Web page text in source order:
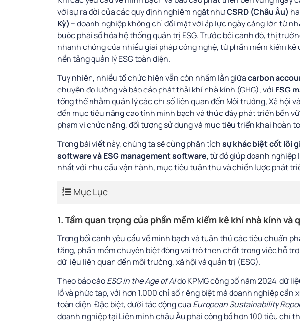
với sự ra đời của các quy định nghiêm ngặt nhưCSRD (Châu Âu)
Kỳ) – doanh nghiệp không chỉ đối mặt với áp lực ngày càng lớn từ
buộc phải số hóa hệ thống quản trị ESG. Trước bối cảnh đó, thị
nhanh chóng của nhiều giải pháp công nghệ, từ phần mềm kiểm
nền tảng quản lý ESG toàn diện.
Tuy nhiên, nhiều tổ chức hiện vẫn còn nhầm lẫn giữacarbon
chuyên đo lường và báo cáo phát thải khí nhà kính (GHG), với ESG
tổng thể nhằm quản lý các chỉ số liên quan đến Môi trường, Xã hội
đến mục tiêu nâng cao tính minh bạch và thúc đẩy phát triển bền
phạm vi chức năng, đối tượng sử dụng và mục tiêu triển khai hoàn
Trong bài viết này, chúng ta sẽ cùng phân tíchsự khác biệt cốt lõi
software và ESG management software, từ đó giúp doanh
nhất với nhu cầu vận hành, mục tiêu tuân thủ và chiến lược phát
Mục Lục
1. Tầm quan trọng của phần mềm kiểm kê khí nhà kính và
Trong bối cảnh yêu cầu về minh bạch và tuân thủ các tiêu chuẩn
tăng, phần mềm chuyên biệt đóng vai trò then chốt trong việc hỗ
dữ liệu liên quan đến môi trường, xã hội và quản trị (ESG).
Theo báo cáoESG in the Age of AIdo KPMG công bố năm 2024, dữ
lồ và phức tạp, với hơn 1.000 chỉ số riêng biệt mà doanh nghiệp cần
toàn diện. Đặc biệt, dưới tác động của European Sustainability
doanh nghiệp tại Liên minh châu Âu phải công bố hơn 100 tiêu chí